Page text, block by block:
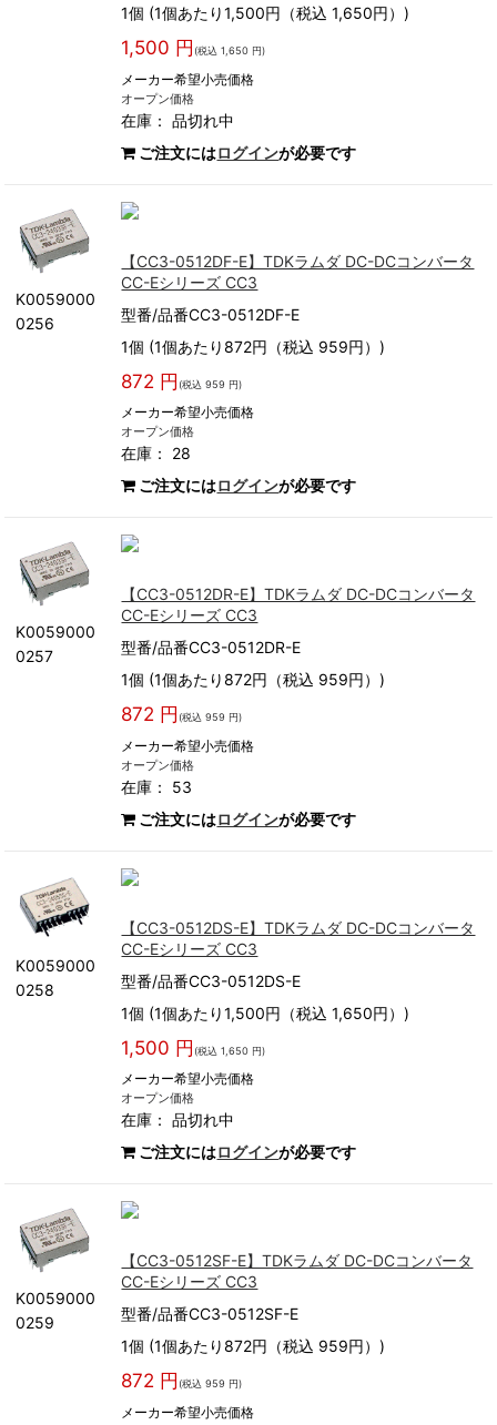
1個 (1個あたり1,500円（税込 1,650円）)
1,500 円 (税込 1,650 円)
メーカー希望小売価格
オープン価格
在庫：品切れ中
ご注文にはログインが必要です
K0059000
0256
【CC3-0512DF-E】TDKラムダ DC-DCコンバータ
CC-Eシリーズ CC3
型番/品番CC3-0512DF-E
1個 (1個あたり872円（税込 959円）)
872 円 (税込 959 円)
メーカー希望小売価格
オープン価格
在庫： 28
ご注文にはログインが必要です
K0059000
0257
【CC3-0512DR-E】TDKラムダ DC-DCコンバータ
CC-Eシリーズ CC3
型番/品番CC3-0512DR-E
1個 (1個あたり872円（税込 959円）)
872 円 (税込 959 円)
メーカー希望小売価格
オープン価格
在庫： 53
ご注文にはログインが必要です
K0059000
0258
【CC3-0512DS-E】TDKラムダ DC-DCコンバータ
CC-Eシリーズ CC3
型番/品番CC3-0512DS-E
1個 (1個あたり1,500円（税込 1,650円）)
1,500 円 (税込 1,650 円)
メーカー希望小売価格
オープン価格
在庫：品切れ中
ご注文にはログインが必要です
K0059000
0259
【CC3-0512SF-E】TDKラムダ DC-DCコンバータ
CC-Eシリーズ CC3
型番/品番CC3-0512SF-E
1個 (1個あたり872円（税込 959円）)
872 円 (税込 959 円)
メーカー希望小売価格